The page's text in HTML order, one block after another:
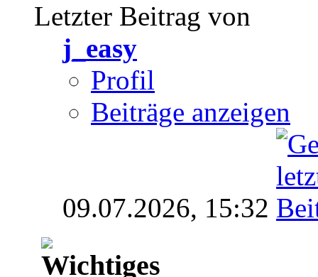
Letzter Beitrag von
j_easy
Profil
Beiträge anzeigen
09.07.2026, 15:32